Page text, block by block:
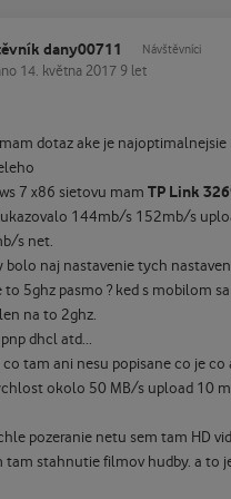
dany00711 Návštěvníci
14. května 2017 9 let
dotaz ake je
7 x86 sietovu mam TP Link
144mb/s 152mb/s
s net.
bolo naj nastavenie tych
to 5ghz pasmo ? ked s mobilom
na to 2ghz.
dhcl atd...
co tam ani nesu popisane co je
okolo 50 MB/s upload 10
pozeranie netu sem tam HD
tam stahnutie filmov hudby. a to